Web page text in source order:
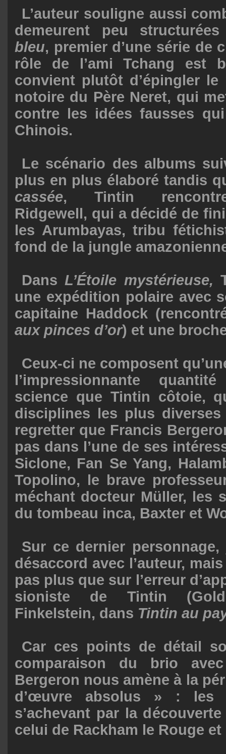
L’auteur souligne aussi
demeurent peu
bleu, premier d’une série de
rôle de l’ami Tchang est
convient plutôt d’épingler le
notoire du Père Neret, qui
contre les idées fausses
Chinois.
Le scénario des albums
plus en plus élaboré tandis
cassée, Tintin rencontre
Ridgewell, qui a décidé de
les Arumbayas, tribu
fond de la jungle
Dans L’Étoile mystérieuse,
une expédition polaire avec
capitaine Haddock
aux pinces d’or) et une
Ceux-ci ne composent
l’impressionnante
science que Tintin côtoie,
disciplines les plus
regretter que Francis
pas dans l’une de ses
Siclone, Fan Se Yang,
Topolino, le brave
méchant docteur Müller, les
du tombeau inca, Baxter et
Sur ce dernier personnage,
désaccord avec l’auteur,
pas plus que sur l’erreur
sioniste de Tintin
Finkelstein, dans Tintin au
Car ces points de détail
comparaison du brio
Bergeron nous amène à la
d’œuvre absolus » : les
s’achevant par la
celui de Rackham le Rouge